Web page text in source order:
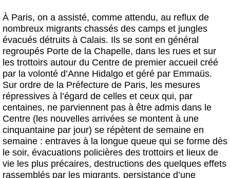
À Paris, on a assisté, comme attendu, au reflux de
nombreux migrants chassés des camps et jungles
évacués détruits à Calais. Ils se sont en général
regroupés Porte de la Chapelle, dans les rues et sur
les trottoirs autour du Centre de premier accueil créé
par la volonté d’Anne Hidalgo et géré par Emmaüs.
Sur ordre de la Préfecture de Paris, les mesures
répressives à l’égard de celles et ceux qui, par
centaines, ne parviennent pas à être admis dans le
Centre (les nouvelles arrivées se montent à une
cinquantaine par jour) se répètent de semaine en
semaine : entraves à la longue queue qui se forme dès
le soir, évacuations policières des trottoirs et lieux de
vie les plus précaires, destructions des quelques effets
rassemblés par les migrants, persistance d’une